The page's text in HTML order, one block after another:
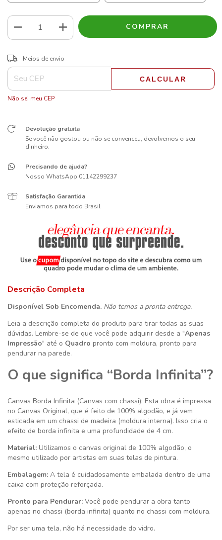
Entregas para o CEP:
Meios de envio
CALCULAR
Não sei meu CEP
Devolução gratuita
Se você não gostou ou não se convenceu, devolvemos o seu
dinheiro.
Precisando de ajuda?
Nosso WhatsApp 01142299237
Satisfação Garantida
Enviamos para todo Brasil
Descrição Completa
Disponível Sob Encomenda. Não temos a pronta entrega.
Leia a descrição completa do produto para tirar todas as suas
dúvidas. Lembre-se de que você pode adquirir desde a "Apenas
Impressão" até o Quadro pronto com moldura, pronto para
pendurar na parede.
O que significa “Borda Infinita”?
Canvas Borda Infinita (Canvas com chassi): Esta obra é impressa
no Canvas Original, que é feito de 100% algodão, e já vem
esticada em um chassi de madeira (moldura interna). Isso cria o
efeito de borda infinita e uma profundidade de 4 cm.
Material: Utilizamos o canvas original de 100% algodão, o
mesmo utilizado por artistas em suas telas de pintura.
Embalagem: A tela é cuidadosamente embalada dentro de uma
caixa com proteção reforçada.
Pronto para Pendurar: Você pode pendurar a obra tanto
apenas no chassi (borda infinita) quanto no chassi com moldura.
Por ser uma tela, não há necessidade do vidro.